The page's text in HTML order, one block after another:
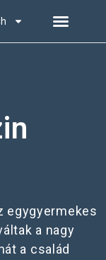
egygyermekes
a nagy
a család